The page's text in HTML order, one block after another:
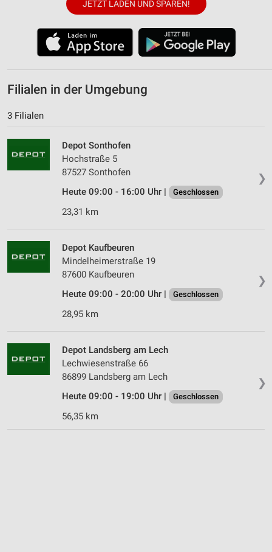
JETZT LADEN UND SPAREN!
Filialen in der Umgebung
3 Filialen
❯
Depot Sonthofen
Hochstraße 5
87527 Sonthofen
Heute 09:00 - 16:00 Uhr |
Geschlossen
23,31 km
❯
Depot Kaufbeuren
Mindelheimerstraße 19
87600 Kaufbeuren
Heute 09:00 - 20:00 Uhr |
Geschlossen
28,95 km
❯
Depot Landsberg am Lech
Lechwiesenstraße 66
86899 Landsberg am Lech
Heute 09:00 - 19:00 Uhr |
Geschlossen
56,35 km